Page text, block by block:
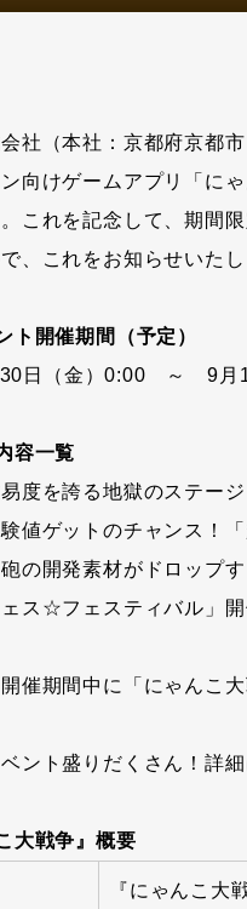
社（本社：京都府京都
向けゲームアプリ「に
これを記念して、期間
、これをお知らせいたし
ト開催期間（予定）
30日（金）0:00 ～ 9月
容一覧
易度を誇る地獄のステー
験値ゲットのチャンス！
砲の開発素材がドロップ
ェス☆フェスティバル」
開催期間中に「にゃんこ
ベント盛りだくさん！詳
大戦争』概要
『にゃんこ大